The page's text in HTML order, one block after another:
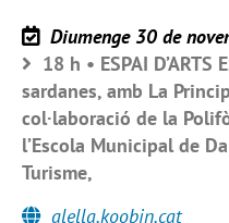
Diumenge 30 de
18 h • ESPAI D’ARTS
sardanes, amb La
col·laboració de la
l’Escola Municipal de
Turisme,
alella.koobin.cat